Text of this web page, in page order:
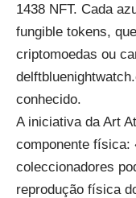
1438 NFT. Cada
fungible tokens,
criptomoedas ou
conhecido.
A iniciativa da Art
componente física:
coleccionadores
reprodução física